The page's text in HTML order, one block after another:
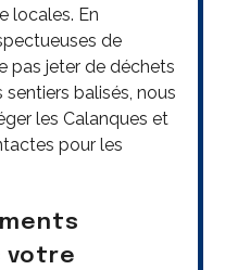
locales. En
de
pas jeter de déchets
balisés, nous
les Calanques et
pour les
votre